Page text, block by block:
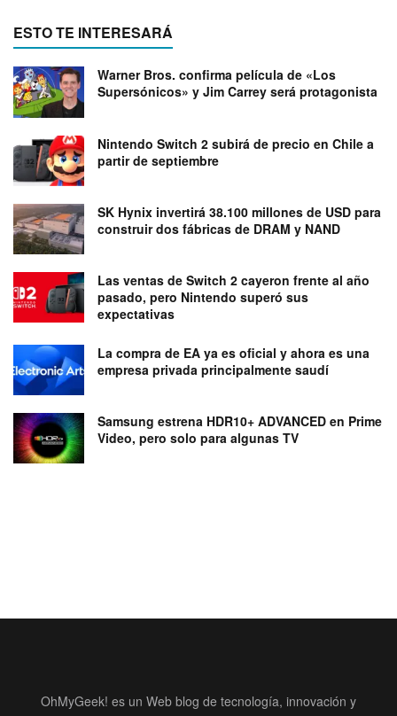
ESTO TE INTERESARÁ
Warner Bros. confirma película de «Los
Supersónicos» y Jim Carrey será protagonista
Nintendo Switch 2 subirá de precio en Chile a
partir de septiembre
SK Hynix invertirá 38.100 millones de USD para
construir dos fábricas de DRAM y NAND
Las ventas de Switch 2 cayeron frente al año
pasado, pero Nintendo superó sus
expectativas
La compra de EA ya es oficial y ahora es una
empresa privada principalmente saudí
Samsung estrena HDR10+ ADVANCED en Prime
Video, pero solo para algunas TV
OhMyGeek! es un Web blog de tecnología, innovación y